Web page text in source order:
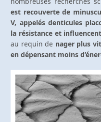
est recouverte de
V, appelés denticules
la résistance et
au requin de nager plus
en dépensant moins